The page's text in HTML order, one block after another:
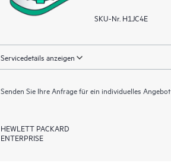
SKU-Nr. H1JC4E
Servicedetails anzeigen
Senden Sie Ihre Anfrage für ein individuelles Angebot
HEWLETT PACKARD
ENTERPRISE